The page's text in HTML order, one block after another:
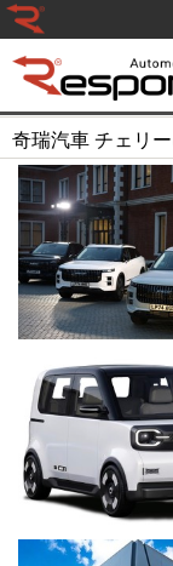
奇瑞汽車 チェリ